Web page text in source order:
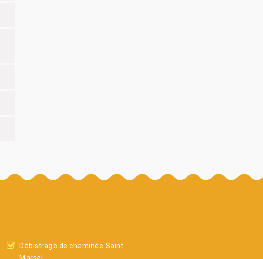
Débistrage de cheminée Saint